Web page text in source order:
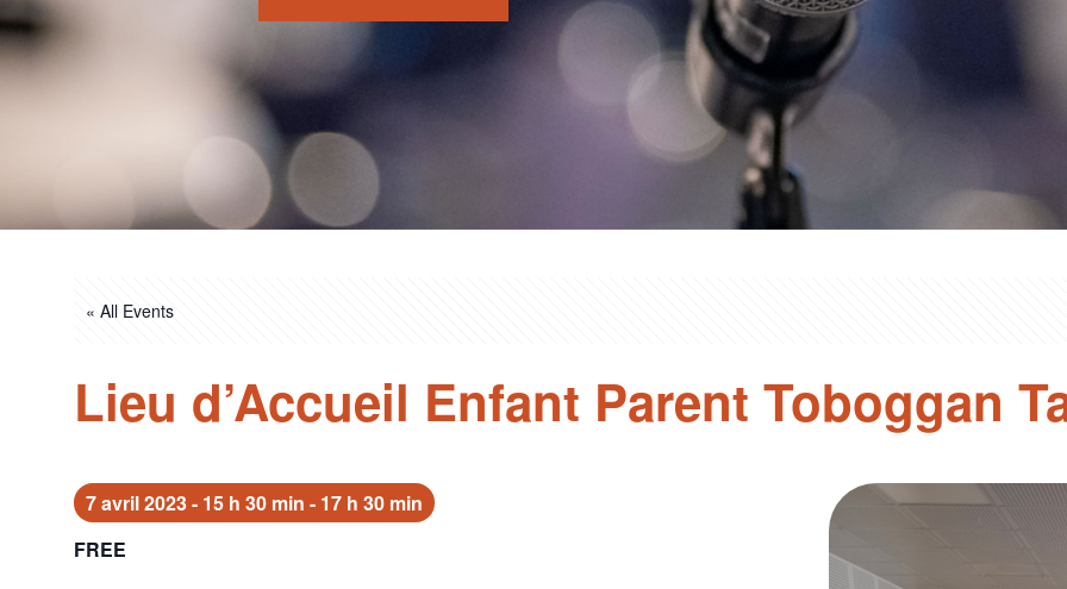
« All Events
Lieu d’Accueil Enfant Parent Toboggan
7 avril 2023 - 15 h 30 min - 17 h 30 min
FREE